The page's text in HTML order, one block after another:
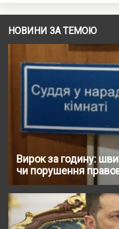
НОВИНИ ЗА ТЕМОЮ
Вирок за годину:
чи порушення